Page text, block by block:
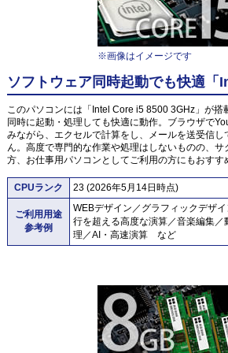
※画像はイメージです
ソフトウェア同時起動でも快適「
このパソコンには「Intel Core i5 8500 3GHz」が搭
同時に起動・処理しても快適に動作。ブラウザで
みながら、エクセルで計算をし、メールを送受信
ん。高度で専門的な作業や処理はしないものの、
方、お仕事用パソコンとしてご利用の方にもおすす
CPUランク 23 (2026年5月14日時点)
ご利用用途
参考例
WEBデザイン／グラフィックデザ
行を超える高度な演算／音楽編集
理／AI・高速演算 など